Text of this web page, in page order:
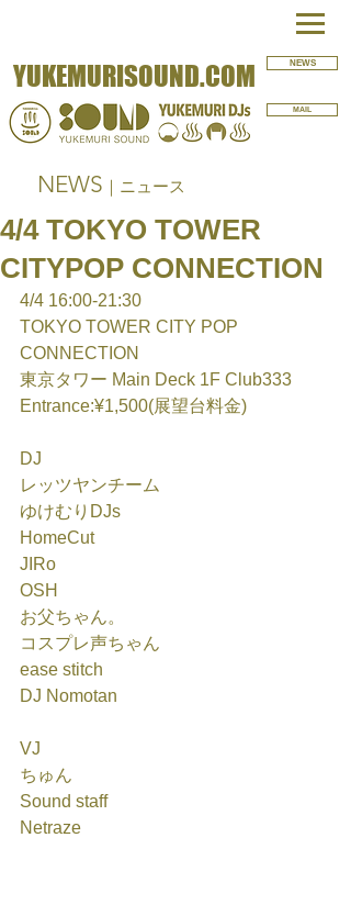
YUKEMURISOUND.COM NEWS
MAIL
NEWS ｜ニュース
4/4 TOKYO TOWER
CITYPOP CONNECTION
4/4 16:00-21:30
TOKYO TOWER CITY POP
CONNECTION
東京タワー Main Deck 1F Club333
Entrance:¥1,500(展望台料金)
DJ
レッツヤンチーム
ゆけむりDJs
HomeCut
JIRo
OSH
お父ちゃん。
コスプレ声ちゃん
ease stitch
DJ Nomotan
VJ
ちゅん
Sound staff
Netraze